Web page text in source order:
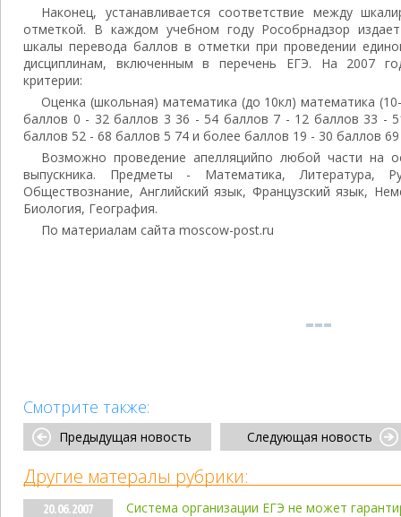
Наконец, устанавливается соответствие между
отметкой. В каждом учебном году Рособрнадзор
шкалы перевода баллов в отметки при проведении
дисциплинам, включенным в перечень ЕГЭ. На 2007
критерии:
Оценка (школьная) математика (до 10кл) математика
баллов 0 - 32 баллов 3 36 - 54 баллов 7 - 12 баллов 33 -
баллов 52 - 68 баллов 5 74 и более баллов 19 - 30 баллов
Возможно проведение апелляцийпо любой части на
выпускника. Предметы - Математика, Литература,
Обществознание, Английский язык, Французский язык,
Биология, География.
По материалам сайта moscow-post.ru
Смотрите также:
Предыдущая новость Следующая новость
Другие матералы рубрики:
20.06.2007
Система организации ЕГЭ не может